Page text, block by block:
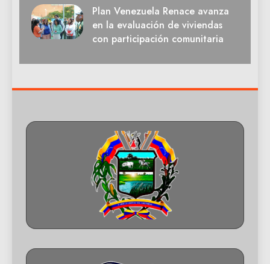
Plan Venezuela Renace avanza
en la evaluación de viviendas
con participación comunitaria